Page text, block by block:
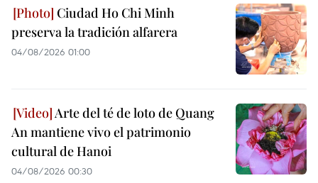
Ciudad Ho Chi Minh
preserva la tradición alfarera
04/08/2026 01:00
Arte del té de loto de Quang
An mantiene vivo el patrimonio
cultural de Hanoi
04/08/2026 00:30